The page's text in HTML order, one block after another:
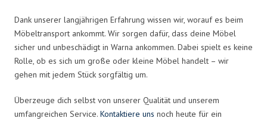
Dank unserer langjährigen Erfahrung wissen wir, worauf es beim
Möbeltransport ankommt. Wir sorgen dafür, dass deine Möbel
sicher und unbeschädigt in Warna ankommen. Dabei spielt es keine
Rolle, ob es sich um große oder kleine Möbel handelt – wir
gehen mit jedem Stück sorgfältig um.
Überzeuge dich selbst von unserer Qualität und unserem
umfangreichen Service. Kontaktiere uns noch heute für ein